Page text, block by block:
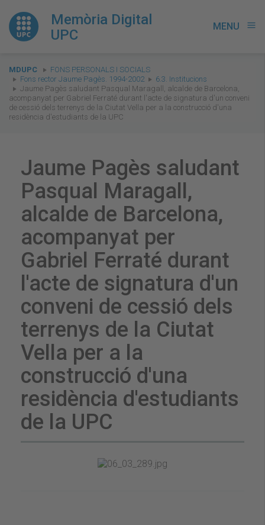
Memòria Digital
UPC
MENU menu
You
are
here:
MDUPC
FONS PERSONALS I SOCIALS
Fons rector Jaume Pagès. 1994-2002
6.3. Institucions
Jaume Pagès saludant Pasqual Maragall, alcalde de Barcelona,
acompanyat per Gabriel Ferraté durant l'acte de signatura d'un conveni
de cessió dels terrenys de la Ciutat Vella per a la construcció d'una
residència d'estudiants de la UPC
Jaume Pagès saludant
Pasqual Maragall,
alcalde de Barcelona,
acompanyat per
Gabriel Ferraté durant
l'acte de signatura d'un
conveni de cessió dels
terrenys de la Ciutat
Vella per a la
construcció d'una
residència d'estudiants
de la UPC